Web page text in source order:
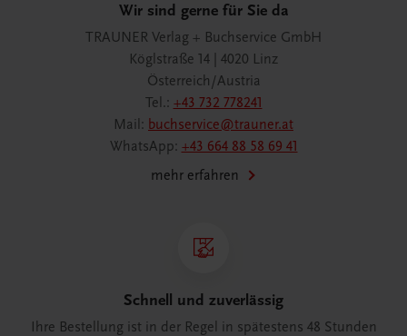
Wir sind gerne für Sie da
TRAUNER Verlag + Buchservice GmbH
Köglstraße 14 | 4020 Linz
Österreich/Austria
Tel.: +43 732 778241
Mail: buchservice@trauner.at
WhatsApp: +43 664 88 58 69 41
mehr erfahren
Schnell und zuverlässig
Ihre Bestellung ist in der Regel in spätestens 48 Stunden